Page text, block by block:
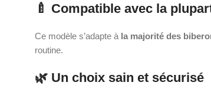
🍼 Compatible avec la
Ce modèle s’adapte à la majorité des
routine.
🌿 Un choix sain et sécurisé